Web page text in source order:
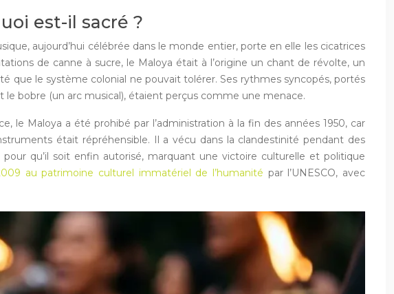
est-il sacré ?
aujourd’hui célébrée dans le monde entier, porte en elle les cicatrices
de canne à sucre, le Maloya était à l’origine un chant de révolte, un
que le système colonial ne pouvait tolérer. Ses rythmes syncopés, portés
le bobre (un arc musical), étaient perçus comme une menace.
le Maloya a été prohibé par l’administration à la fin des années 1950, car
était répréhensible. Il a vécu dans la clandestinité pendant des
qu’il soit enfin autorisé, marquant une victoire culturelle et politique
au patrimoine culturel immatériel de l’humanité par l’UNESCO, avec